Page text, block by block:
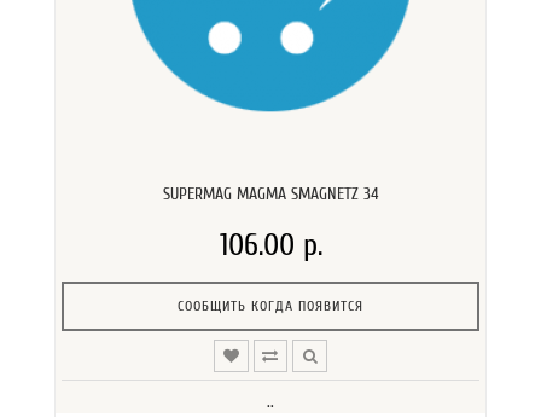
SUPERMAG MAGMA SMAGNETZ 34
106.00 р.
СООБЩИТЬ КОГДА ПОЯВИТСЯ
..